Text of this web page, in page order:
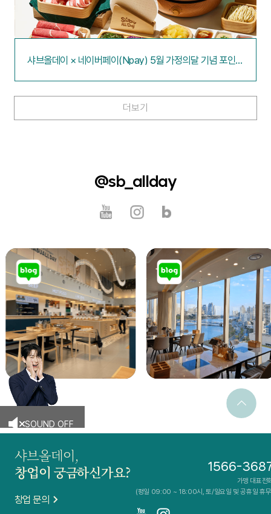
샤브올데이 × 네이버페이(Npay) 5월 가정의달 기념 포인트
더보기
@sb_allday
SOUND OFF
샤브올데이,
창업이 궁금하신가요?
창업 문의
1566-
가맹 대표전
(평일 09:00 ~ 18:00시, 토/일요일 및 공휴일 휴